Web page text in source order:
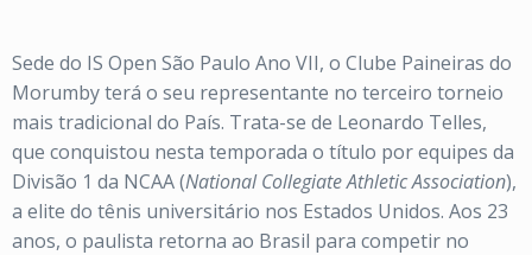
Sede do IS Open São Paulo Ano VII, o Clube Paineiras do
Morumby terá o seu representante no terceiro torneio
mais tradicional do País. Trata-se de Leonardo Telles,
que conquistou nesta temporada o título por equipes da
Divisão 1 da NCAA (National Collegiate Athletic Association),
a elite do tênis universitário nos Estados Unidos. Aos 23
anos, o paulista retorna ao Brasil para competir no